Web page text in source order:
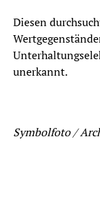
Diesen
unerkannt.
Symbolfoto /